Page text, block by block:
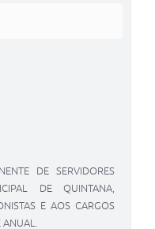
DE SERVIDORES
DE QUINTANA,
E AOS CARGOS